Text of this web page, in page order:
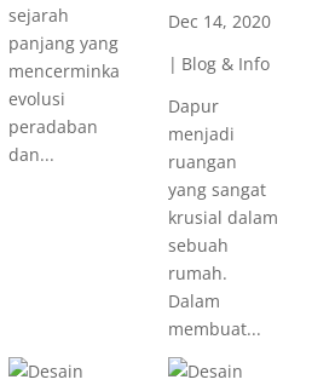
sejarah
panjang yang
mencerminkan
evolusi
peradaban
dan...
Dec 14, 2020
| Blog & Info
Dapur
menjadi
ruangan
yang sangat
krusial dalam
sebuah
rumah.
Dalam
membuat...